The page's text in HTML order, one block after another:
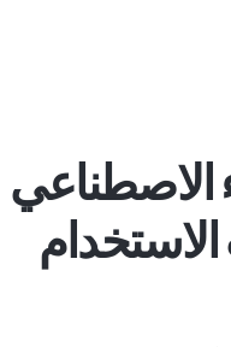
الاصطناعي